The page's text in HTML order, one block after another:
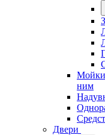
Мойки
ним
Двери